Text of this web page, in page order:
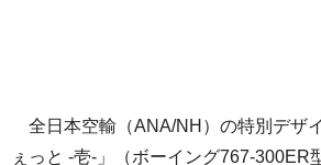
全日本空輸（ANA/NH）の特別デザ
ぇっと -壱-」（ボーイング767-300ER